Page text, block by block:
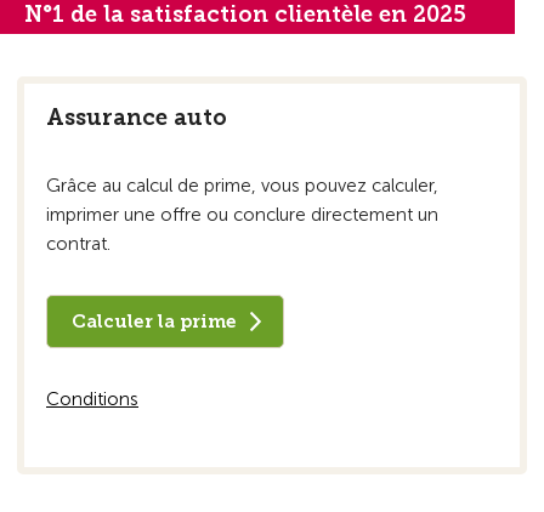
N°1 de la satisfaction clientèle en 2025
Assurance auto
Grâce au calcul de prime, vous pouvez calculer,
imprimer une offre ou conclure directement un
contrat.
Calculer la prime
Conditions